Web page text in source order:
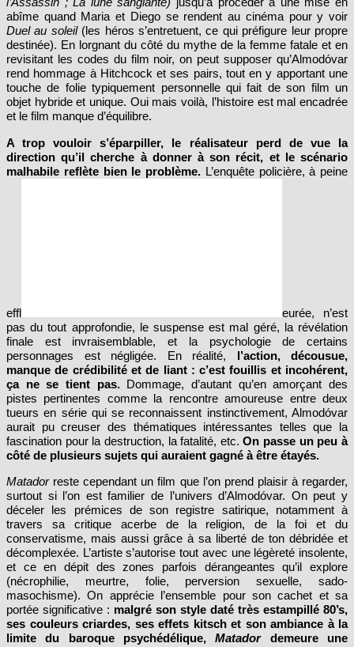
abîme quand Maria et Diego se rendent au cinéma pour y voir
Duel au soleil(les héros s’entretuent, ce qui préfigure leur propre
destinée). En lorgnant du côté du mythe de la femme fatale et en
revisitant les codes du film noir, on peut supposer qu’Almodóvar
rend hommage à Hitchcock et ses pairs, tout en y apportant une
touche de folie typiquement personnelle qui fait de son film un
objet hybride et unique. Oui mais voilà, l’histoire est mal encadrée
et le film manque d’équilibre.
A trop vouloir s’éparpiller, le réalisateur perd de vue la
direction qu’il cherche à donner à son récit, et le scénario
malhabile reflète bien le problème. L’enquête policière, à peine
effl
eurée, n’est
pas du tout approfondie, le suspense est mal géré, la révélation
finale est invraisemblable, et la psychologie de certains
personnages est négligée. En réalité, l’action, décousue,
manque de crédibilité et de liant : c’est fouillis et incohérent,
ça ne se tient pas.Dommage, d’autant qu’en amorçant des
pistes pertinentes comme la rencontre amoureuse entre deux
tueurs en série qui se reconnaissent instinctivement, Almodóvar
aurait pu creuser des thématiques intéressantes telles que la
fascination pour la destruction, la fatalité, etc.On passe un peu à
côté de plusieurs sujets qui auraient gagné à être étayés.
Matadorreste cependant un film que l’on prend plaisir à regarder,
surtout si l’on est familier de l’univers d’Almodóvar. On peut y
déceler les prémices de son registre satirique, notamment à
travers sa critique acerbe de la religion, de la foi et du
conservatisme, mais aussi grâce à sa liberté de ton débridée et
décomplexée. L’artiste s’autorise tout avec une légèreté insolente,
et ce en dépit des zones parfois dérangeantes qu’il explore
(nécrophilie, meurtre, folie, perversion sexuelle, sado-
masochisme). On apprécie l’ensemble pour son cachet et sa
portée significative : malgré son style daté très estampillé 80’s,
ses couleurs criardes, ses effets kitsch et son ambiance à la
limite du baroque psychédélique,Matadordemeure une